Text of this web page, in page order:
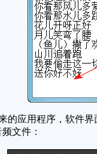
应用程序，软件界
文件：